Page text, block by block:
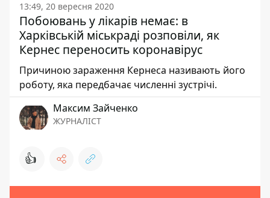
13:49, 20 вересня 2020
Побоювань у лікарів немає: в
Харківській міськраді розповіли, як
Кернес переносить коронавірус
Причиною зараження Кернеса називають його
роботу, яка передбачає численні зустрічі.
Максим Зайченко
ЖУРНАЛІСТ
👍